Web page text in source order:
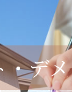
デ